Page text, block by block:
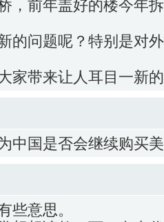
，前年盖好的楼今年
的问题呢？特别是对
家带来让人耳目一新
中国是否会继续购买
些意思。